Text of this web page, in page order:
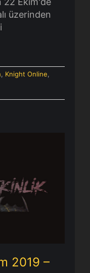
üzerinden
, Knight Online,
2019 –
2019 –